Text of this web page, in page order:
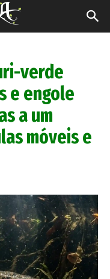
verde
e engole
a um
móveis e